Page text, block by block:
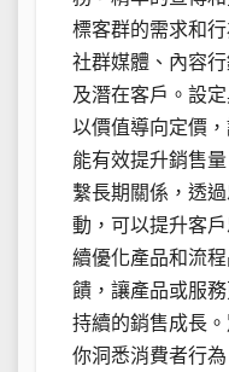
標客群的需求和
社群媒體、內容
及潛在客戶。設
以價值導向定價
能有效提升銷售
繫長期關係，透
動，可以提升客
續優化產品和流
饋，讓產品或服
持續的銷售成長
你洞悉消費者行